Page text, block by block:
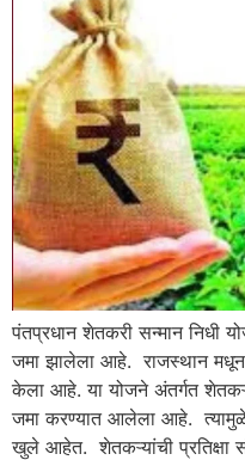
पंतप्रधान शेतकरी सन्मान निधी
जमा झालेला आहे. राजस्थान मधून
केला आहे. या योजने अंतर्गत
जमा करण्यात आलेला आहे.
खुले आहेत. शेतकऱ्यांची प्रतिक्षा